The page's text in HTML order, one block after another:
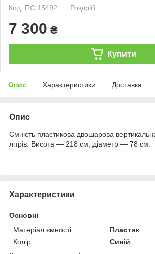
Код: ПС 15492
Роздріб
7 300 ₴
Купити
Опис Характеристики Доставка
Опис
Ємність пластикова двошарова
літрів. Висота — 218 см, діаметр — 78 см.
Характеристики
Основні
Матеріал ємності
Пластик
Колір
Синій